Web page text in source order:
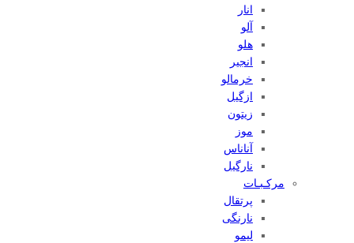
انار
آلو
هلو
انجیر
خرمالو
ازگیل
زیتون
موز
آناناس
نارگیل
مرکـبـات
پرتقال
نارنگی
لیمو